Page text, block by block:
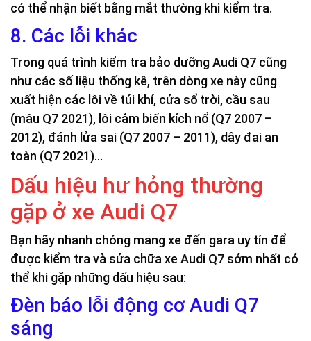
có thể nhận biết bằng mắt thường khi kiểm tra.
8. Các lỗi khác
Trong quá trình kiểm tra bảo dưỡng Audi Q7 cũng
như các số liệu thống kê, trên dòng xe này cũng
xuất hiện các lỗi về túi khí, cửa sổ trời, cầu sau
(mẫu Q7 2021), lỗi cảm biến kích nổ (Q7 2007 –
2012), đánh lửa sai (Q7 2007 – 2011), dây đai an
toàn (Q7 2021)…
Dấu hiệu hư hỏng thường
gặp ở xe Audi Q7
Bạn hãy nhanh chóng mang xe đến gara uy tín để
được kiểm tra và sửa chữa xe Audi Q7 sớm nhất có
thể khi gặp những dấu hiệu sau:
Đèn báo lỗi động cơ Audi Q7
sáng